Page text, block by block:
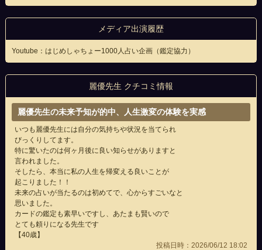
メディア出演履歴
Youtube：はじめしゃちょー1000人占い企画（鑑定協力）
麗優先生 クチコミ情報
麗優先生の未来予知が的中、人生激変の体験を実感
いつも麗優先生には自分の気持ちや状況を当てられ
びっくりしてます。
特に驚いたのは何ヶ月後に良い知らせがありますと
言われました。
そしたら、本当に私の人生を帰変える良いことが
起こりました！！
未来の占いが当たるのは初めてで、心からすごいなと
思いました。
カードの鑑定も素早いですし、あたまも賢いので
とても頼りになる先生です
【40歳】
投稿日時：2026/06/12 18:02